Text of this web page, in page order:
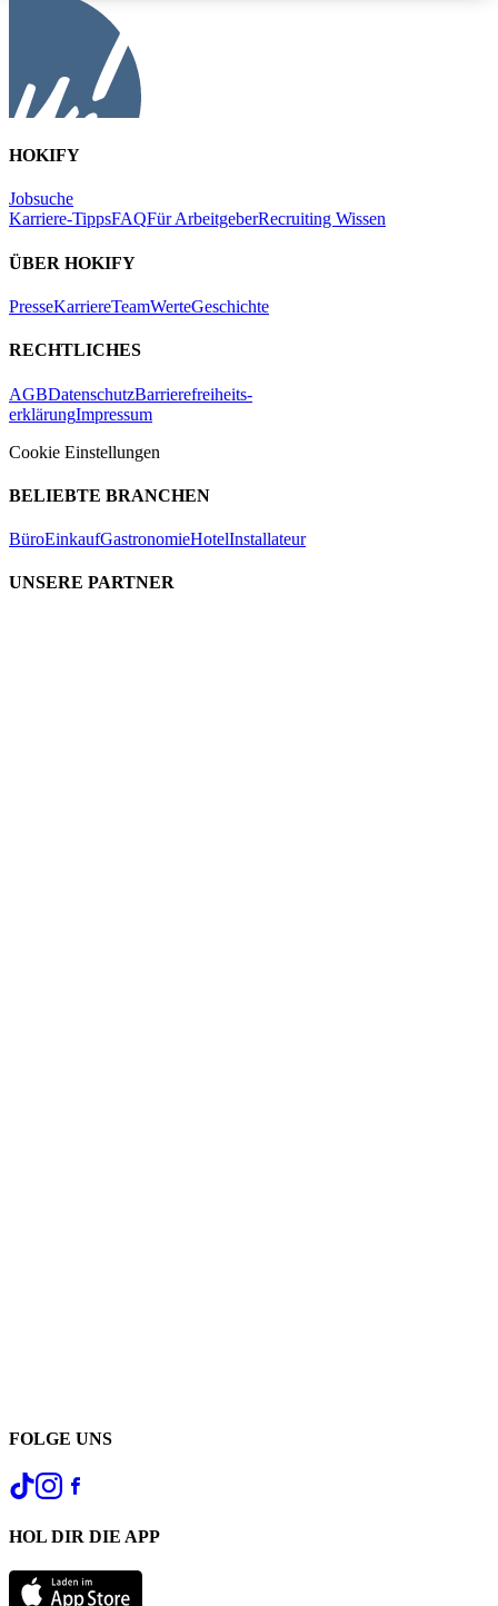
HOKIFY
Jobsuche
Karriere-TippsFAQFür ArbeitgeberRecruiting Wissen
ÜBER HOKIFY
PresseKarriereTeamWerteGeschichte
RECHTLICHES
AGBDatenschutzBarrierefreiheits-
erklärungImpressum
Cookie Einstellungen
BELIEBTE BRANCHEN
BüroEinkaufGastronomieHotelInstallateur
UNSERE PARTNER
FOLGE UNS
HOL DIR DIE APP